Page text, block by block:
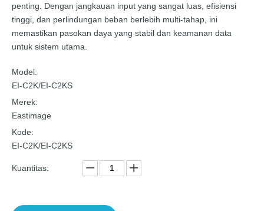
penting. Dengan jangkauan input yang sangat luas, efisiensi
tinggi, dan perlindungan beban berlebih multi-tahap, ini
memastikan pasokan daya yang stabil dan keamanan data
untuk sistem utama.
Model:
EI-C2K/EI-C2KS
Merek:
Eastimage
Kode:
EI-C2K/EI-C2KS
Kuantitas: